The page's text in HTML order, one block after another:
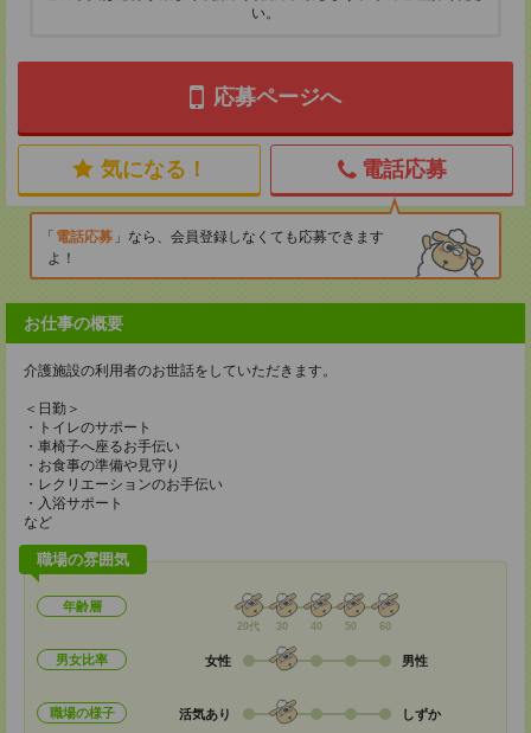
い。
応募ページへ
気になる！ 電話応募
電話応募
なら、会員登録しなくても応募できます
よ！
お仕事の概要
介護施設の利用者のお世話をしていただきます。
＜日勤＞
・トイレのサポート
・車椅子へ座るお手伝い
・お食事の準備や見守り
・レクリエーションのお手伝い
・入浴サポート
など
職場の雰囲気
年齢層
20代 30 40 50 60
男女比率 女性 男性
職場の様子 活気あり しずか